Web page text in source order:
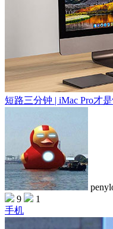
短路三分钟 | iMac Pro才
9
1
手机